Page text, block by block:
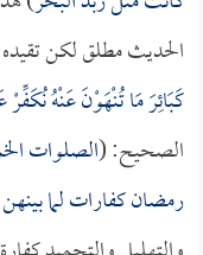
الحديث مطلق لكن
كَبَائِرَ مَا تُنْهَوْنَ عَنْهُ
الصحيح: (الصلوات
رمضان كفارات لما